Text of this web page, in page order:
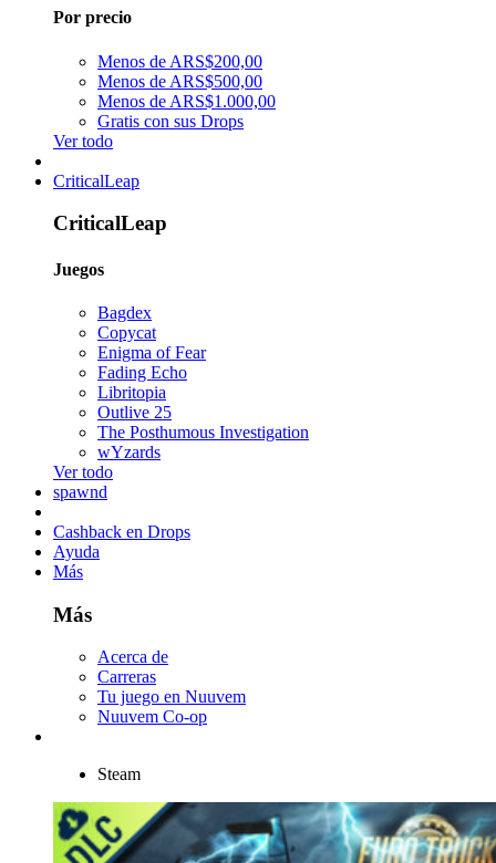
Por precio
Menos de ARS$200,00
Menos de ARS$500,00
Menos de ARS$1.000,00
Gratis con sus Drops
Ver todo
CriticalLeap
CriticalLeap
Juegos
Bagdex
Copycat
Enigma of Fear
Fading Echo
Libritopia
Outlive 25
The Posthumous Investigation
wYzards
Ver todo
spawnd
Cashback en Drops
Ayuda
Más
Más
Acerca de
Carreras
Tu juego en Nuuvem
Nuuvem Co-op
Steam